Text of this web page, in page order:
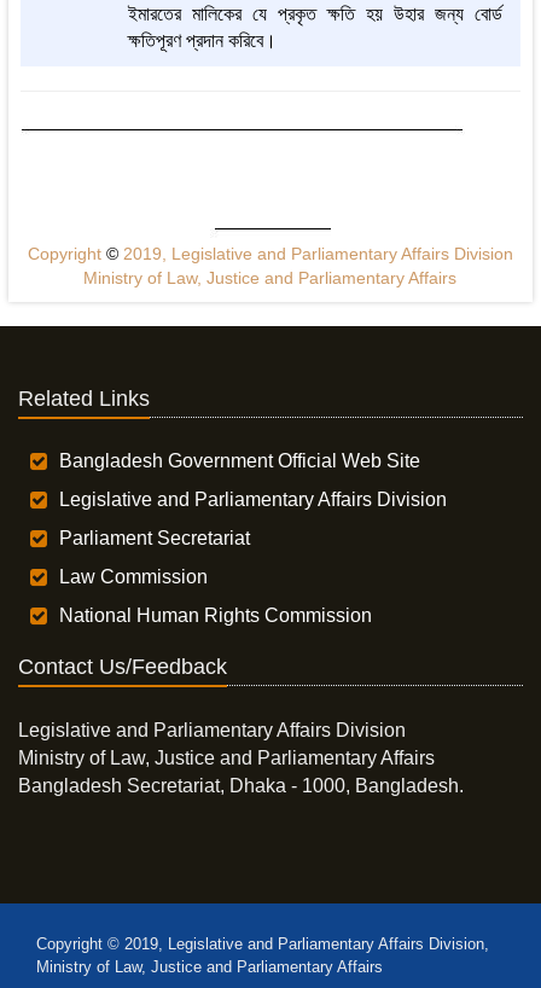
ইমারতের মালিকের যে প্রকৃত ক্ষতি হয় উহার জন্য বোর্ড
ক্ষতিপূরণ প্রদান করিবে।
Copyright ©2019, Legislative and Parliamentary Affairs Division
Ministry of Law, Justice and Parliamentary Affairs
Related Links
Bangladesh Government Official Web Site
Legislative and Parliamentary Affairs Division
Parliament Secretariat
Law Commission
National Human Rights Commission
Contact Us/Feedback
Legislative and Parliamentary Affairs Division
Ministry of Law, Justice and Parliamentary Affairs
Bangladesh Secretariat, Dhaka - 1000, Bangladesh.
Copyright © 2019, Legislative and Parliamentary Affairs Division,
Ministry of Law, Justice and Parliamentary Affairs